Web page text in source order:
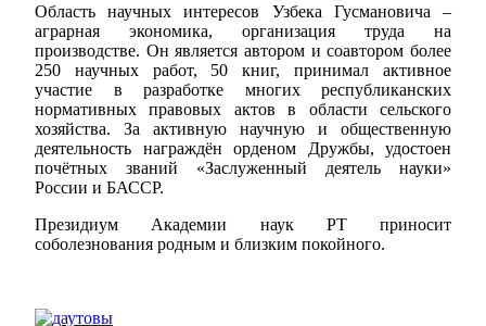
Область научных интересов Узбека Гусмановича –
аграрная экономика, организация труда на
производстве. Он является автором и соавтором более
250 научных работ, 50 книг, принимал активное
участие в разработке многих республиканских
нормативных правовых актов в области сельского
хозяйства. За активную научную и общественную
деятельность награждён орденом Дружбы, удостоен
почётных званий «Заслуженный деятель науки»
России и БАССР.
Президиум Академии наук РТ приносит
соболезнования родным и близким покойного.